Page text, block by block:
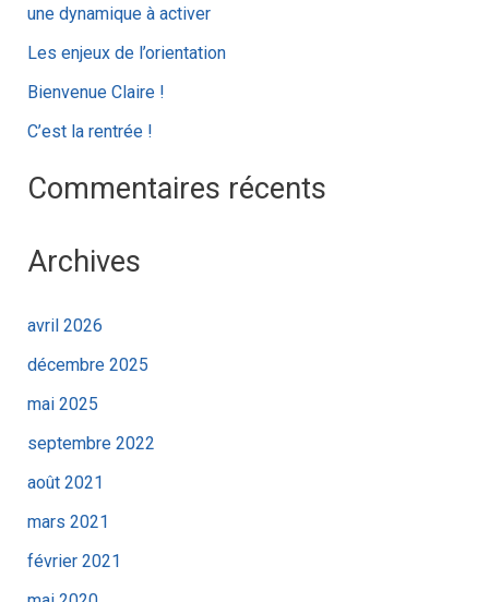
une dynamique à activer
Les enjeux de l’orientation
Bienvenue Claire !
C’est la rentrée !
Commentaires récents
Archives
avril 2026
décembre 2025
mai 2025
septembre 2022
août 2021
mars 2021
février 2021